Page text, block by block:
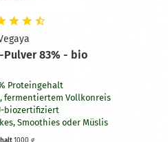
83% - bio
Proteingehalt
fermentiertem Vollkonreis
biozertifiziert
Smoothies oder Müslis